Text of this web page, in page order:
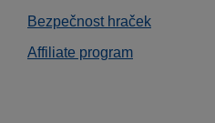
Bezpečnost hraček
Affiliate program